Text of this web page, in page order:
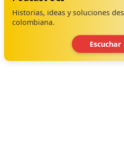
Historias, ideas y soluciones
colombiana.